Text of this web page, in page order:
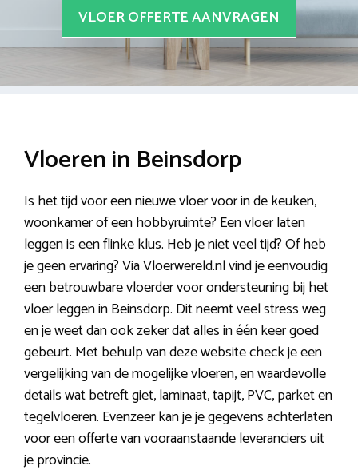
VLOER OFFERTE AANVRAGEN
Vloeren in Beinsdorp
Is het tijd voor een nieuwe vloer voor in de keuken,
woonkamer of een hobbyruimte? Een vloer laten
leggen is een flinke klus. Heb je niet veel tijd? Of heb
je geen ervaring? Via Vloerwereld.nl vind je eenvoudig
een betrouwbare vloerder voor ondersteuning bij het
vloer leggen in Beinsdorp. Dit neemt veel stress weg
en je weet dan ook zeker dat alles in één keer goed
gebeurt. Met behulp van deze website check je een
vergelijking van de mogelijke vloeren, en waardevolle
details wat betreft giet, laminaat, tapijt, PVC, parket en
tegelvloeren. Evenzeer kan je je gegevens achterlaten
voor een offerte van vooraanstaande leveranciers uit
je provincie.